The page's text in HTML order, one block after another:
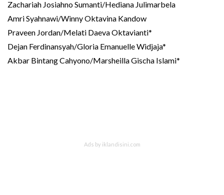
Zachariah Josiahno Sumanti/Hediana Julimarbela
Amri Syahnawi/Winny Oktavina Kandow
Praveen Jordan/Melati Daeva Oktavianti*
Dejan Ferdinansyah/Gloria Emanuelle Widjaja*
Akbar Bintang Cahyono/Marsheilla Gischa Islami*